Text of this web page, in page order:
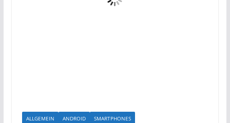
ALLGEMEIN ANDROID SMARTPHONES